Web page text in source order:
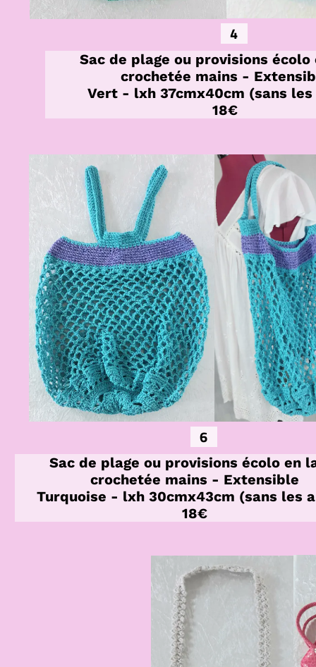
4
Sac de plage ou provisions écolo
crochetée mains -
Vert - lxh 37cmx40cm (sans les
18€
6
Sac de plage ou provisions écolo en
crochetée mains - Extensible
Turquoise - lxh 30cmx43cm (sans les
18€